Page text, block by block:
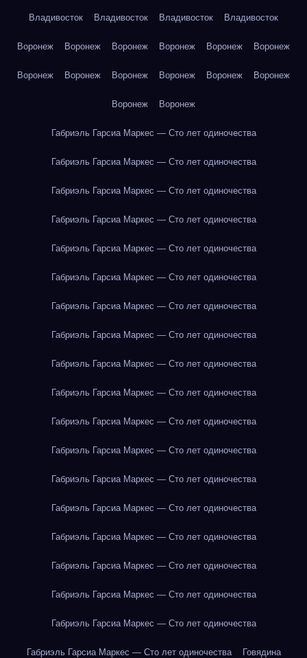
Владивосток Владивосток Владивосток Владивосток
Воронеж Воронеж Воронеж Воронеж Воронеж Воронеж
Воронеж Воронеж Воронеж Воронеж Воронеж Воронеж
Воронеж Воронеж
Габриэль Гарсиа Маркес — Сто лет одиночества
Габриэль Гарсиа Маркес — Сто лет одиночества
Габриэль Гарсиа Маркес — Сто лет одиночества
Габриэль Гарсиа Маркес — Сто лет одиночества
Габриэль Гарсиа Маркес — Сто лет одиночества
Габриэль Гарсиа Маркес — Сто лет одиночества
Габриэль Гарсиа Маркес — Сто лет одиночества
Габриэль Гарсиа Маркес — Сто лет одиночества
Габриэль Гарсиа Маркес — Сто лет одиночества
Габриэль Гарсиа Маркес — Сто лет одиночества
Габриэль Гарсиа Маркес — Сто лет одиночества
Габриэль Гарсиа Маркес — Сто лет одиночества
Габриэль Гарсиа Маркес — Сто лет одиночества
Габриэль Гарсиа Маркес — Сто лет одиночества
Габриэль Гарсиа Маркес — Сто лет одиночества
Габриэль Гарсиа Маркес — Сто лет одиночества
Габриэль Гарсиа Маркес — Сто лет одиночества
Габриэль Гарсиа Маркес — Сто лет одиночества
Габриэль Гарсиа Маркес — Сто лет одиночества Говядина